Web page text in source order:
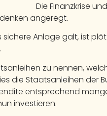
Die Finanzkrise
angeregt.
sichere Anlage galt, ist
zu nennen,
die Staatsanleihen der
entsprechend
investieren.